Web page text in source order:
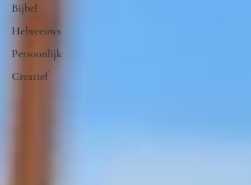
Bijbel
Hebreeuws
Persoonlijk
Creatief